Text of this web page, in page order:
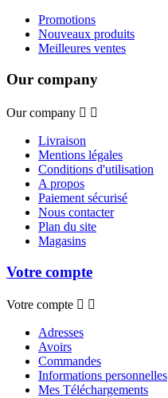
Promotions
Nouveaux produits
Meilleures ventes
Our company
Our company  
Livraison
Mentions légales
Conditions d'utilisation
A propos
Paiement sécurisé
Nous contacter
Plan du site
Magasins
Votre compte
Votre compte  
Adresses
Avoirs
Commandes
Informations personnelles
Mes Téléchargements